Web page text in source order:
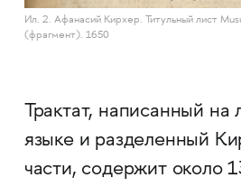
Ил. 2. Афанасий Кирхер. Титульный лист
(фрагмент). 1650
Трактат, написанный на
языке и разделенный
части, содержит около